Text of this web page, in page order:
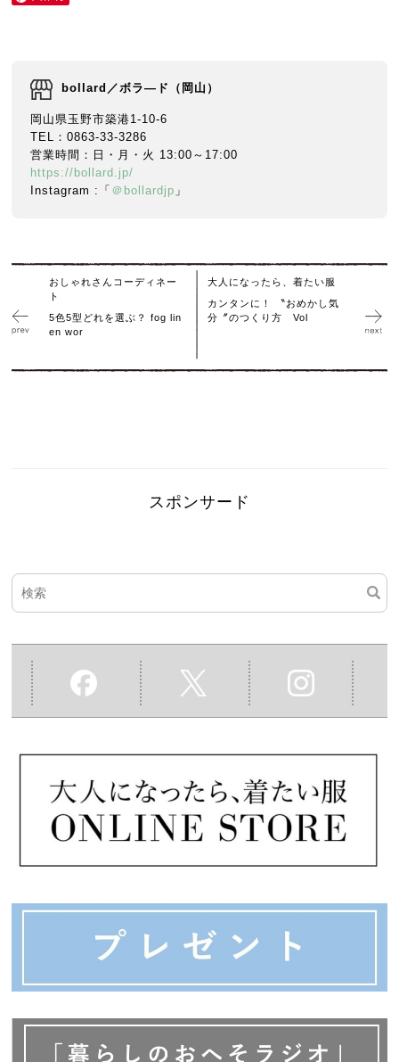
bollard／ボラ―ド（岡山）
岡山県玉野市築港1-10-6
TEL：0863-33-3286
営業時間：日・月・火 13:00～17:00
https://bollard.jp/
Instagram :「 ＠bollardjp 」
おしゃれさんコーディネー
ト
5色5型どれを選ぶ？ fog lin
en wor
大人になったら、着たい服
カンタンに！ 〝おめかし気
分〞のつくり方 Vol
スポンサード